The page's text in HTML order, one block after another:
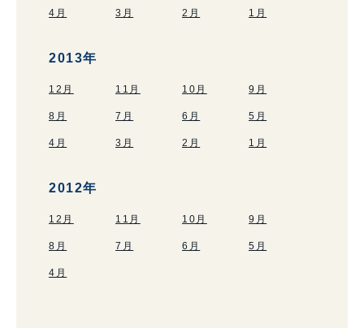
4月 3月 2月 1月
2013年
12月 11月 10月 9月
8月 7月 6月 5月
4月 3月 2月 1月
2012年
12月 11月 10月 9月
8月 7月 6月 5月
4月